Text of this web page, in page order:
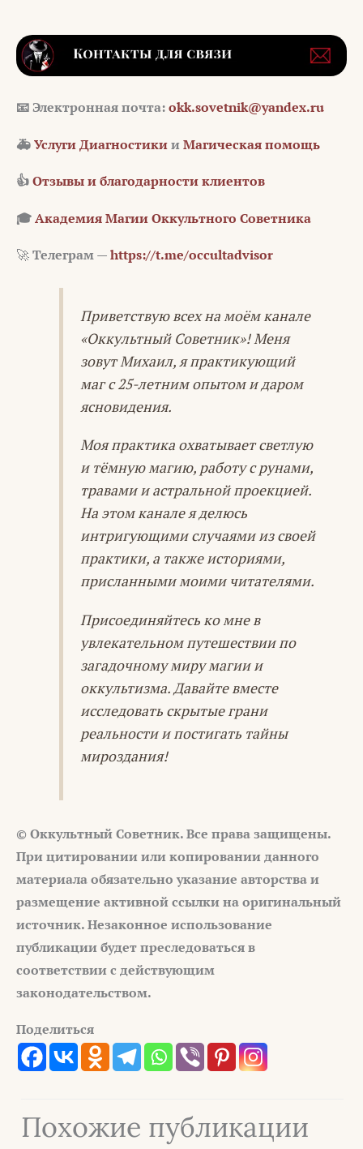
📧Электронная почта:okk.sovetnik@yandex.ru
🚑Услуги ДиагностикииМагическая помощь
👍Отзывы и благодарности клиентов
🎓Академия Магии Оккультного Советника
🚀Телеграм —https://t.me/occultadvisor
Приветствую всех на моём канале
«Оккультный Советник»! Меня
зовут Михаил, я практикующий
маг с 25-летним опытом и даром
ясновидения.
Моя практика охватывает светлую
и тёмную магию, работу с рунами,
травами и астральной проекцией.
На этом канале я делюсь
интригующими случаями из своей
практики, а также историями,
присланными моими читателями.
Присоединяйтесь ко мне в
увлекательном путешествии по
загадочному миру магии и
оккультизма. Давайте вместе
исследовать скрытые грани
реальности и постигать тайны
мироздания!
© Оккультный Советник. Все права защищены.
При цитировании или копировании данного
материала обязательно указание авторства и
размещение активной ссылки на оригинальный
источник. Незаконное использование
публикации будет преследоваться в
соответствии с действующим
законодательством.
Поделиться
Похожие публикации